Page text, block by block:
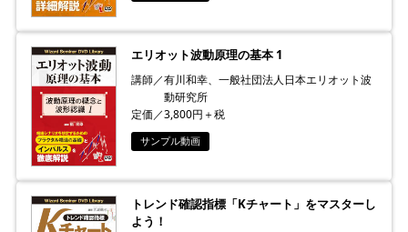
エリオット波動原理の基本 1
講師／有川和幸、一般社団法人日本エリオット波
動研究所
定価／3,800円＋税
サンプル動画
トレンド確認指標「Kチャート」をマスターし
よう！